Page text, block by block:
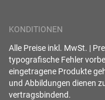
KONDITIONEN
Alle Preise inkl. MwSt. |
typografische Fehler
eingetragene Produkte
und Abbildungen dienen
vertragsbindend.